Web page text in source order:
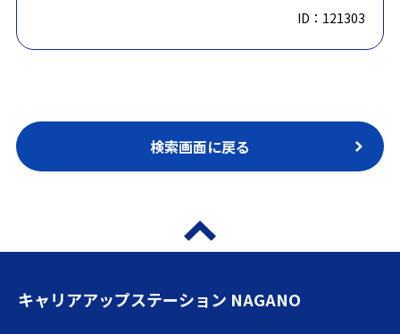
ID：121303
検索画面に戻る
キャリアアップステーション NAGANO